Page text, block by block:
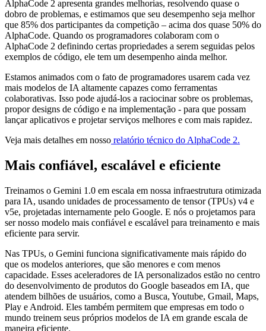
AlphaCode 2 apresenta grandes melhorias, resolvendo quase o
dobro de problemas, e estimamos que seu desempenho seja melhor
que 85% dos participantes da competição – acima dos quase 50% do
AlphaCode. Quando os programadores colaboram com o
AlphaCode 2 definindo certas propriedades a serem seguidas pelos
exemplos de código, ele tem um desempenho ainda melhor.
Estamos animados com o fato de programadores usarem cada vez
mais modelos de IA altamente capazes como ferramentas
colaborativas. Isso pode ajudá-los a raciocinar sobre os problemas,
propor designs de código e na implementação - para que possam
lançar aplicativos e projetar serviços melhores e com mais rapidez.
Veja mais detalhes em nosso relatório técnico do AlphaCode 2.
Mais confiável, escalável e eficiente
Treinamos o Gemini 1.0 em escala em nossa infraestrutura otimizada
para IA, usando unidades de processamento de tensor (TPUs) v4 e
v5e, projetadas internamente pelo Google. E nós o projetamos para
ser nosso modelo mais confiável e escalável para treinamento e mais
eficiente para servir.
Nas TPUs, o Gemini funciona significativamente mais rápido do
que os modelos anteriores, que são menores e com menos
capacidade. Esses aceleradores de IA personalizados estão no centro
do desenvolvimento de produtos do Google baseados em IA, que
atendem bilhões de usuários, como a Busca, Youtube, Gmail, Maps,
Play e Android. Eles também permitem que empresas em todo o
mundo treinem seus próprios modelos de IA em grande escala de
maneira eficiente.